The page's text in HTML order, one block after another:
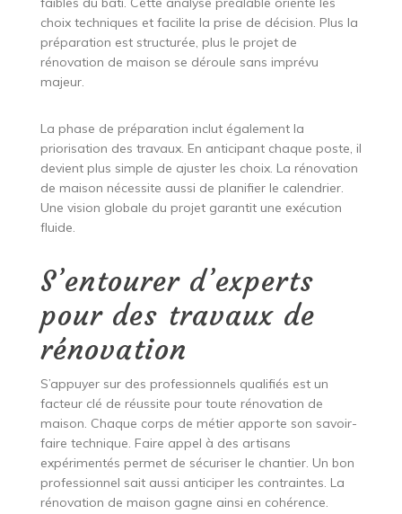
choix techniques et facilite la prise de décision. Plus la
préparation est structurée, plus le projet de
rénovation de maison se déroule sans imprévu
majeur.
La phase de préparation inclut également la
priorisation des travaux. En anticipant chaque poste, il
devient plus simple de ajuster les choix. La rénovation
de maison nécessite aussi de planifier le calendrier.
Une vision globale du projet garantit une exécution
fluide.
S’entourer d’experts
pour des travaux de
rénovation
S’appuyer sur des professionnels qualifiés est un
facteur clé de réussite pour toute rénovation de
maison. Chaque corps de métier apporte son savoir-
faire technique. Faire appel à des artisans
expérimentés permet de sécuriser le chantier. Un bon
professionnel sait aussi anticiper les contraintes. La
rénovation de maison gagne ainsi en cohérence.